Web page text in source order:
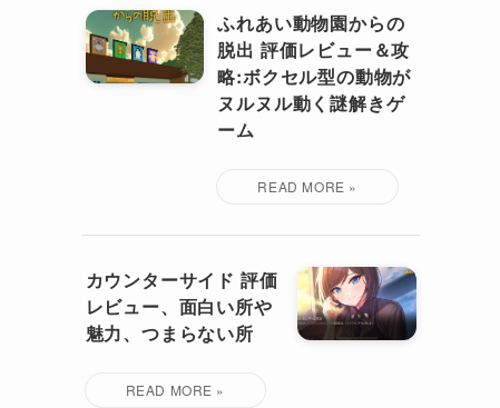
ふれあい動物園からの
脱出 評価レビュー＆攻
略:ボクセル型の動物が
ヌルヌル動く謎解きゲ
ーム
カウンターサイド 評価
レビュー、面白い所や
魅力、つまらない所